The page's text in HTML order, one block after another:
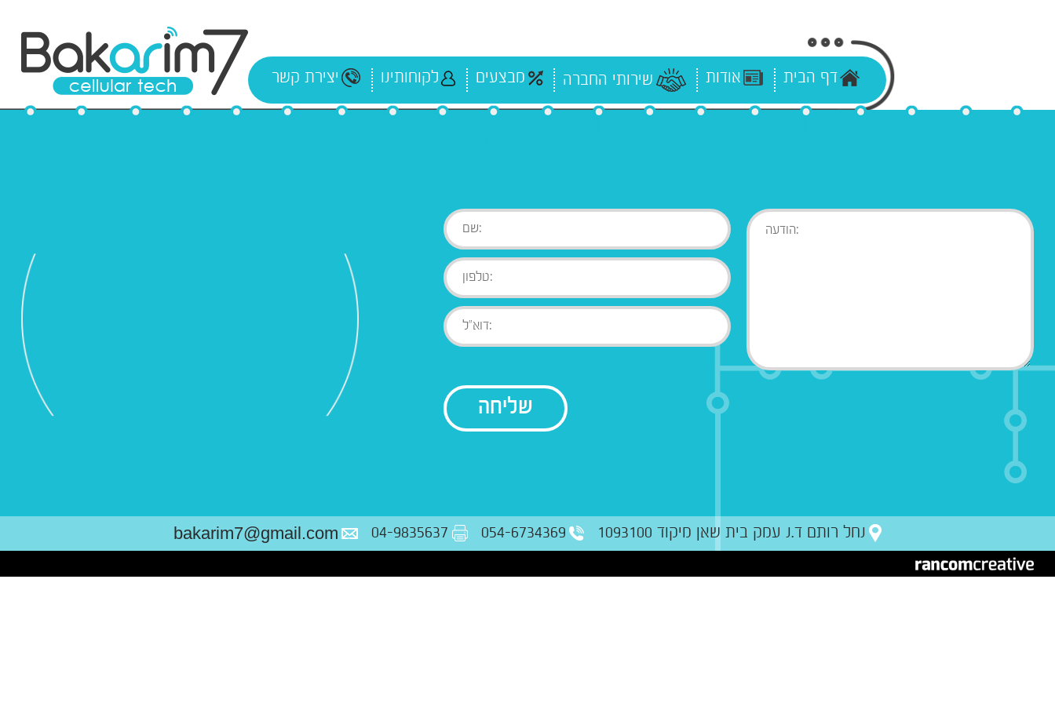
דף הבית אודות שירותי החברה מבצעים לקוחותינו יצירת קשר
נחל רותם ד.נ עמק בית שאן מיקוד 1093100 054-6734369
04-9835637
bakarim7@gmail.com